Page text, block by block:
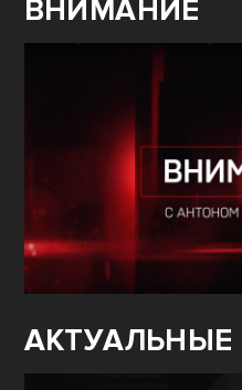
ВНИМАНИЕ
АКТУАЛЬНЫЕ